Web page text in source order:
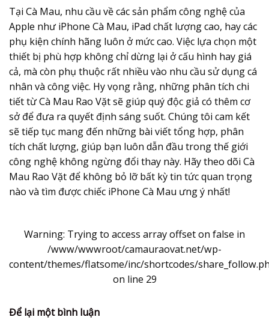
Tại Cà Mau, nhu cầu về các sản phẩm công nghệ của
Apple như iPhone Cà Mau, iPad chất lượng cao, hay các
phụ kiện chính hãng luôn ở mức cao. Việc lựa chọn một
thiết bị phù hợp không chỉ dừng lại ở cấu hình hay giá
cả, mà còn phụ thuộc rất nhiều vào nhu cầu sử dụng cá
nhân và công việc. Hy vọng rằng, những phân tích chi
tiết từ Cà Mau Rao Vặt sẽ giúp quý độc giả có thêm cơ
sở để đưa ra quyết định sáng suốt. Chúng tôi cam kết
sẽ tiếp tục mang đến những bài viết tổng hợp, phân
tích chất lượng, giúp bạn luôn dẫn đầu trong thế giới
công nghệ không ngừng đổi thay này. Hãy theo dõi Cà
Mau Rao Vặt để không bỏ lỡ bất kỳ tin tức quan trọng
nào và tìm được chiếc iPhone Cà Mau ưng ý nhất!
Warning: Trying to access array offset on false in
/www/wwwroot/camauraovat.net/wp-
content/themes/flatsome/inc/shortcodes/
on line 29
Để lại một bình luận